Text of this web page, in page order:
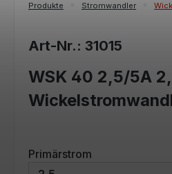
Produkte Stromwandler
Art-Nr.: 31015
WSK 40 2,5/5A
Primärstrom